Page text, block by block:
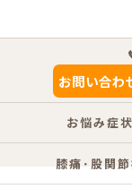
お問い合わ
お悩み症状
膝痛･股関